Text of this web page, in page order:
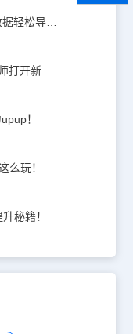
解锁高效CAD绘图新技能：Excel数据轻松导入CAD
浩辰CAD看图王三维剖切，为设计师打开新世界的大门！
！
么玩！
秘籍！